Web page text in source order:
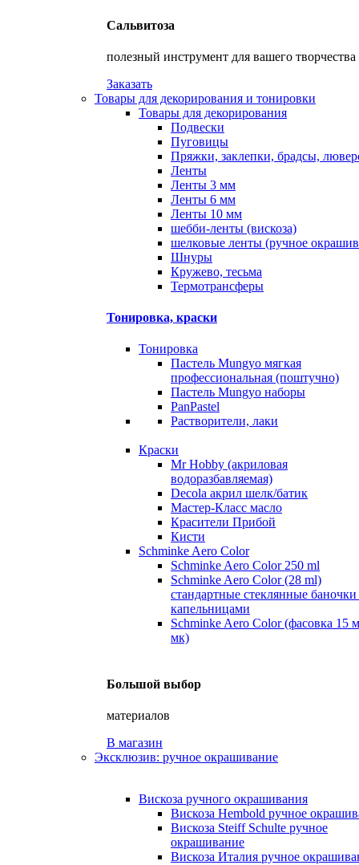
Сальвитоза
полезный инструмент для вашего творчества
Заказать
Товары для декорирования и тонировки
Товары для декорирования
Подвески
Пуговицы
Пряжки, заклепки, брадсы,
Ленты
Ленты 3 мм
Ленты 6 мм
Ленты 10 мм
шебби-ленты (вискоза)
шелковые ленты (ручное
Шнуры
Кружево, тесьма
Термотрансферы
Тонировка, краски
Тонировка
Пастель Mungyo мягкая
профессиональная (поштучно)
Пастель Mungyo наборы
PanPastel
Растворители, лаки
Краски
Mr Hobby (акриловая
водоразбавляемая)
Decola акрил шелк/батик
Мастер-Класс масло
Красители Прибой
Кисти
Schminke Aero Color
Schminke Aero Color 250 ml
Schminke Aero Color (28 ml)
стандартные стеклянные баночки
капельницами
Schminke Aero Color (фасовка 15
мк)
Большой выбор
материалов
В магазин
Эксклюзив: ручное окрашивание
Вискоза ручного окрашивания
Вискоза Hembold ручное
Вискоза Steiff Schulte ручное
окрашивание
Вискоза Италия ручное